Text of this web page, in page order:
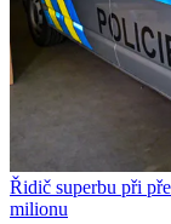
Řidič superbu při
milionu